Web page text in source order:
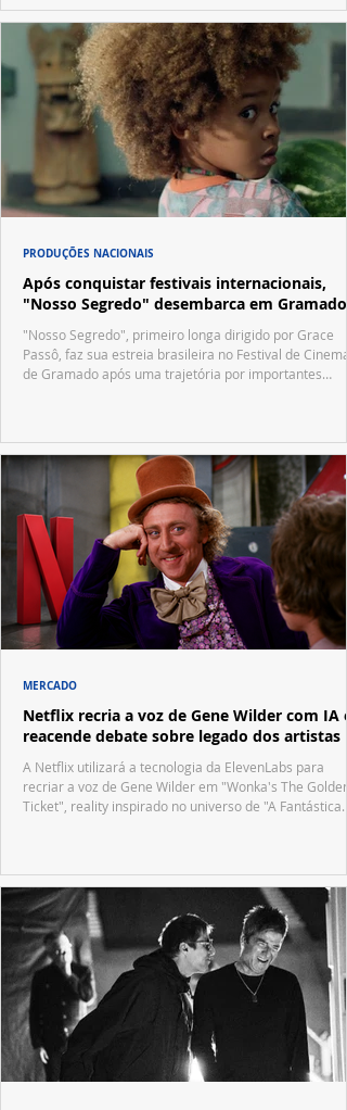
Após conquistar festivais internacionais,
"Nosso Segredo" desembarca em Gramado
"Nosso Segredo", primeiro longa dirigido por Grace
Passô, faz sua estreia brasileira no Festival de Cinema
de Gramado após uma trajetória por importantes
PRODUÇÕES NACIONAIS
Netflix recria a voz de Gene Wilder com IA e
reacende debate sobre legado dos artistas
A Netflix utilizará a tecnologia da ElevenLabs para
recriar a voz de Gene Wilder em "Wonka's The Golden
Ticket", reality inspirado no universo de "A Fantástica
MERCADO